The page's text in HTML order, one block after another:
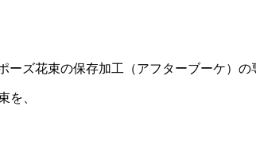
ズ花束の保存加工（アフターブーケ）の
を、